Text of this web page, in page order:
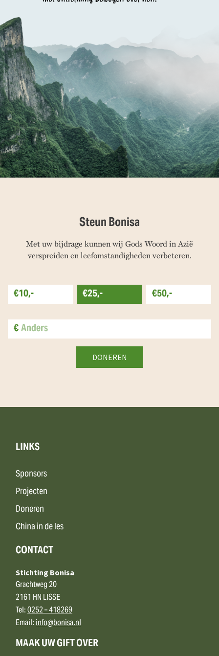
Steun Bonisa
Met uw bijdrage kunnen wij Gods Woord in Azië
verspreiden en leefomstandigheden verbeteren.
€10,- €25,-
€50,-
€
LINKS
Sponsors
Projecten
Doneren
China in de les
CONTACT
Stichting Bonisa
Grachtweg 20
2161 HN LISSE
Tel:0252 – 418269
Email:info@bonisa.nl
MAAK UW GIFT OVER